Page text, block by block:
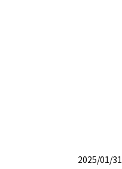
2025/01/31